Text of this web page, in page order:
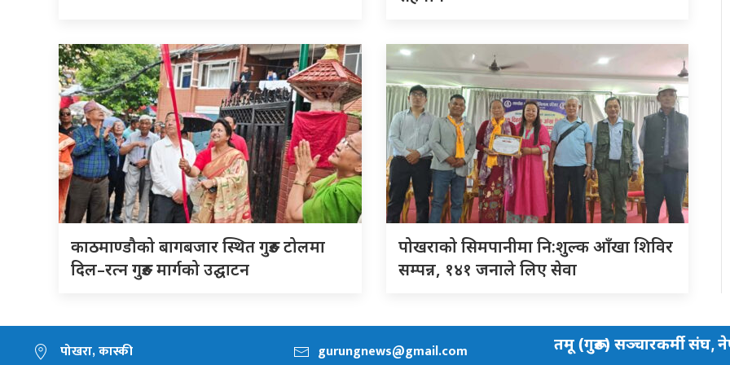
काठमाण्डौको बागबजार स्थित गुरुङ टोलमा
दिल–रत्न गुरुङ मार्गको उद्घाटन
पोखराको सिमपानीमा नि:शुल्क आँखा शिविर
सम्पन्न, १४१ जनाले लिए सेवा
पोखरा, कास्की gurungnews@gmail.com तमू (गुरूङ) सञ्चारकर्मी संघ,